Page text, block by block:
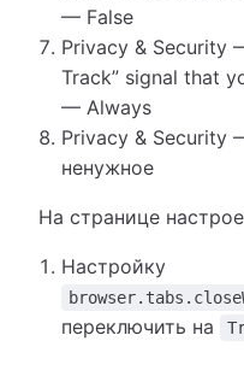
— False
Privacy & Security
Track” signal that
— Always
Privacy & Security
ненужное
На странице
Настройку
переключить на